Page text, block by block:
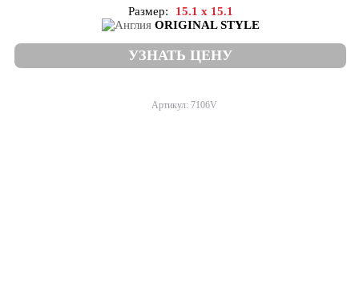
Размер:
15.1 x 15.1
ORIGINAL STYLE
УЗНАТЬ ЦЕНУ
Артикул: 7106V